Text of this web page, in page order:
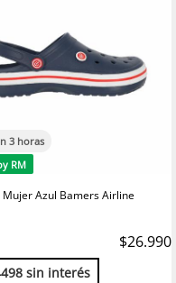
3 horas
RM
Mujer Azul Bamers Airline
$26.990
sin interés